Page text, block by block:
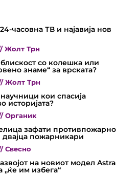
часовна ТВ и најавија нов
Жолт Трн
со колешка или
знаме“ за врската?
Жолт Трн
кои спасија
историјата?
Органик
зафати противпожарно
пожарникари
Свесно
на новиот модел Astra
„ќе им избега“